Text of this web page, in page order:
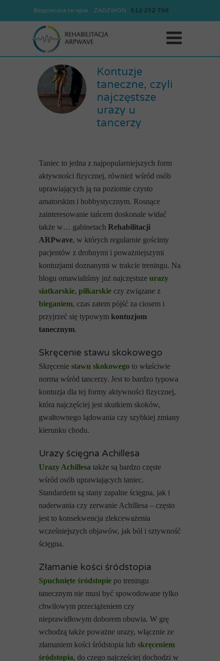
Bezpieczna terapia. ZADZWOŃ 512 232 756
REJESTRACJA 512 232 756
Kontuzje
taneczne, czyli
najczęstsze
urazy u
tancerzy
Taniec to jedna z najpopularniejszych form
aktywności fizycznej, również wśród osób
uprawiających ją na poziomie czysto
amatorskim i hobbystycznym. Rosnące
zainteresowanie tańcem doskonale widać
także w… gabinetach Rehabilitacji
ARPwave, w których regularnie gościmy
pacjentów z drobnymi i poważniejszymi
kontuzjami doznanymi w trakcie treningu. Na
blogu omawialiśmy już najczęstsze urazy
siatkarskie, piłkarskie czy związane z
bieganiem, czas zatem pójść za ciosem i
przyjrzeć się typowym kontuzjom
tanecznym.
Skręcenie stawu skokowego
Skręcenie stawu skokowego to właściwie
norma wśród tancerzy. Jest to bardzo typowa
kontuzja dla tej formy aktywności fizycznej,
która najczęściej jest skutkiem skoków,
gwałtownego lądowania czy szybkiej zmiany
kierunku chodu.
Urazy ścięgna Achillesa
Urazy Achillesa także są bardzo częste
wśród osób uprawiających taniec.
Standardem są stany zapalne ścięgna, jak i
naderwania czy zerwanie Achillesa – często
jest to konsekwencja zlekceważenia
wcześniejszych objawów, jak ból i sztywność
ścięgna.
Złamanie kości śródstopia
Spuchnięte śródstopie po treningu
tanecznym nie musi być spowodowane tylko
chwilowym przeciążeniem czy
nieprawidłowym doborem obuwia. W grę
wchodzą także poważne urazy, włącznie ze
złamaniem kości śródstopia lub skręceniem
śródstopia, do czego najczęściej dochodzi w